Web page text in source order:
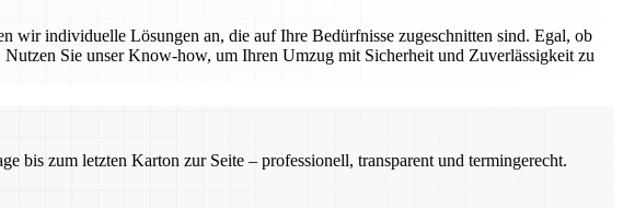
wir individuelle Lösungen an, die auf Ihre Bedürfnisse zugeschnitten sind. Egal, ob
Sie unser Know-how, um Ihren Umzug mit Sicherheit und Zuverlässigkeit zu
bis zum letzten Karton zur Seite – professionell, transparent und termingerecht.